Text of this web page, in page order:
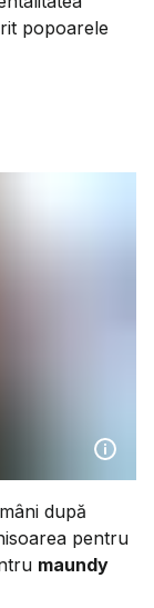
popoarele
după
pentru
maundy